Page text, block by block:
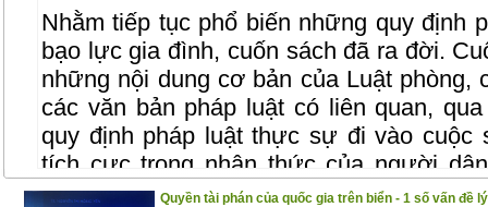
Nhằm tiếp tục phổ biến những quy định
bạo lực gia đình, cuốn sách đã ra đời.
những nội dung cơ bản của Luật phòng,
các văn bản pháp luật có liên quan,
quy định pháp luật thực sự đi vào cuộc
tích cực trong nhận thức của người
chống bạo lực gia đình.
Quyền tài phán của quốc gia trên biển - 1 số vấn đề